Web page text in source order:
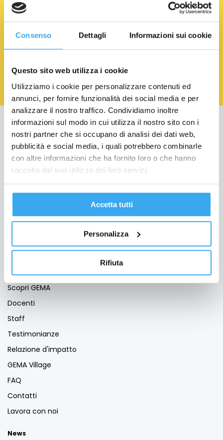
Consenso Dettagli Informazioni sui cookie
Questo sito web utilizza i cookie
Utilizziamo i cookie per personalizzare contenuti ed
annunci, per fornire funzionalità dei social media e per
analizzare il nostro traffico. Condividiamo inoltre
informazioni sul modo in cui utilizza il nostro sito con i
nostri partner che si occupano di analisi dei dati web,
pubblicità e social media, i quali potrebbero combinarle
con altre informazioni che ha fornito loro o che hanno
raccolto dal suo utilizzo dei loro servizi.
Accetta tutti
Personalizza
Rifiuta
EMAIL*
Acconsento al trattamento dei Dati Personali.Privacy
Education
Formazione per Laureati
Formazione per Professionisti
Formazione Finanziata
Bando Torno Subito
Business School
GEMA Società Benefit
Scopri GEMA
Docenti
Staff
Testimonianze
Relazione d'impatto
GEMA Village
FAQ
Contatti
Lavora con noi
News